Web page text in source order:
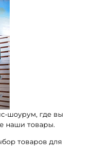
шоурум, где вы
наши товары.
товаров для